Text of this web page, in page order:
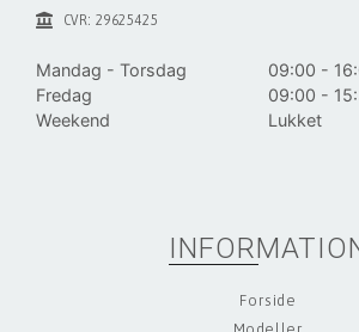
CVR: 29625425
Mandag - Torsdag
09:00 -
Fredag
09:00 -
Weekend
Lukket
Forside